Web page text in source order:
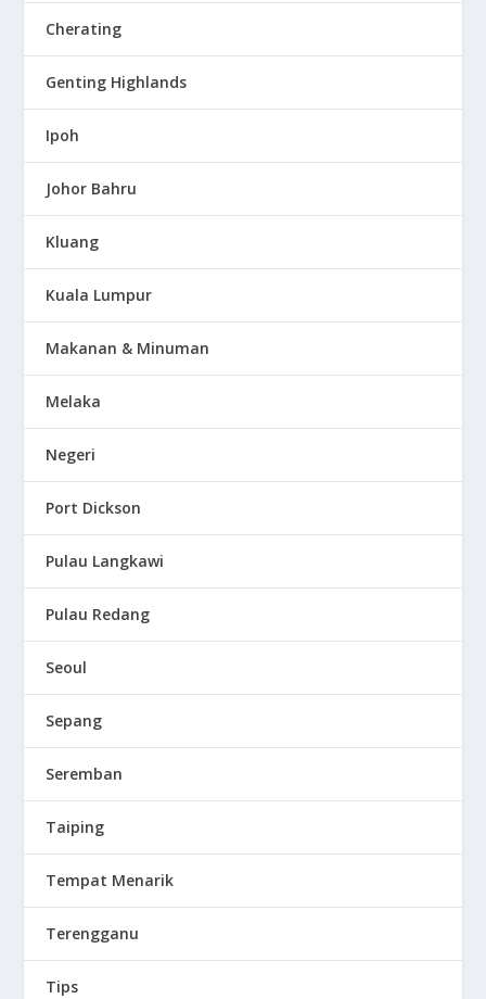
Cherating
Genting Highlands
Ipoh
Johor Bahru
Kluang
Kuala Lumpur
Makanan & Minuman
Melaka
Negeri
Port Dickson
Pulau Langkawi
Pulau Redang
Seoul
Sepang
Seremban
Taiping
Tempat Menarik
Terengganu
Tips